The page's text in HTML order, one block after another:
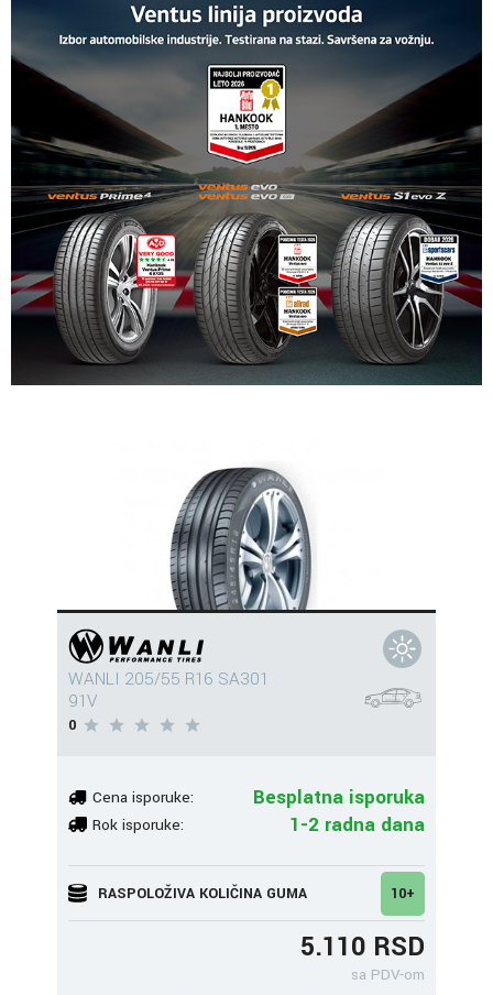
WANLI 205/55 R16 SA301
91V
0
Cena isporuke: Besplatna isporuka
Rok isporuke: 1-2 radna dana
RASPOLOŽIVA KOLIČINA GUMA 10+
5.110 RSD
sa PDV-om